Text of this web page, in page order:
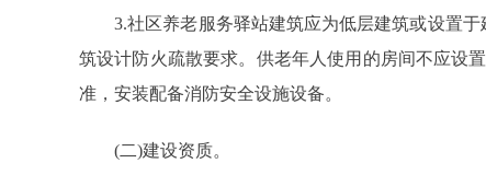
3.社区养老服务驿站建筑应为低层建筑或设置于
筑设计防火疏散要求。供老年人使用的房间不应设
准，安装配备消防安全设施设备。
(二)建设资质。